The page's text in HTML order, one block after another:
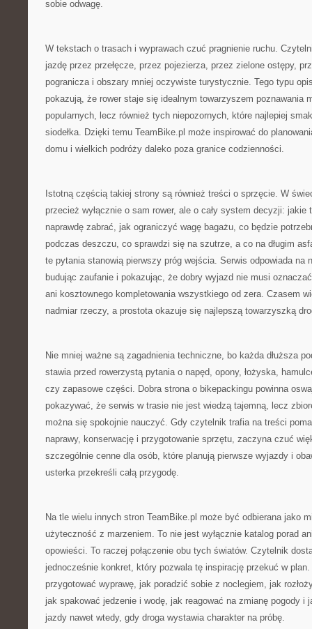
sobie odwagę.
W tekstach o trasach i wyprawach czuć pragnienie ruchu.
jazdę przez przełęcze, przez pojezierza, przez zielone ostępy,
pogranicza i obszary mniej oczywiste turystycznie. Tego typu
pokazują, że rower staje się idealnym towarzyszem poznawania
popularnych, lecz również tych niepozornych, które najlepiej
siodełka. Dzięki temu TeamBike.pl może inspirować do
domu i wielkich podróży daleko poza granice codzienności.
Istotną częścią takiej strony są również treści o sprzęcie. W
przecież wyłącznie o sam rower, ale o cały system decyzji:
naprawdę zabrać, jak ograniczyć wagę bagażu, co będzie
podczas deszczu, co sprawdzi się na szutrze, a co na długim
te pytania stanowią pierwszy próg wejścia. Serwis odpowiada na
budując zaufanie i pokazując, że dobry wyjazd nie musi
ani kosztownego kompletowania wszystkiego od zera. Czasem
nadmiar rzeczy, a prostota okazuje się najlepszą towarzyszką
Nie mniej ważne są zagadnienia techniczne, bo każda dłuższa
stawia przed rowerzystą pytania o napęd, opony, łożyska,
czy zapasowe części. Dobra strona o bikepackingu powinna
pokazywać, że serwis w trasie nie jest wiedzą tajemną, lecz
można się spokojnie nauczyć. Gdy czytelnik trafia na treści
naprawy, konserwację i przygotowanie sprzętu, zaczyna czuć
szczególnie cenne dla osób, które planują pierwsze wyjazdy i
usterka przekreśli całą przygodę.
Na tle wielu innych stron TeamBike.pl może być odbierana jako
użyteczność z marzeniem. To nie jest wyłącznie katalog porad
opowieści. To raczej połączenie obu tych światów. Czytelnik
jednocześnie konkret, który pozwala tę inspirację przekuć w
przygotować wyprawę, jak poradzić sobie z noclegiem, jak
jak spakować jedzenie i wodę, jak reagować na zmianę pogody i
jazdy nawet wtedy, gdy droga wystawia charakter na próbę.